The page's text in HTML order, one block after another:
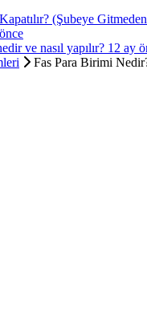
(Şubeye
ve nasıl yapılır? 12 ay
Fas Para Birimi